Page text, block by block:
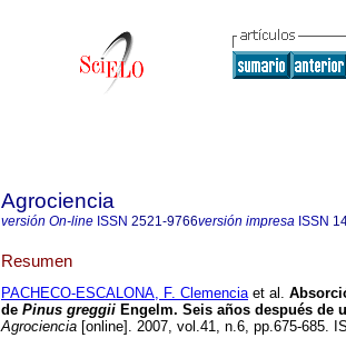
Agrociencia
versión On-line ISSN 2521-9766versión impresa ISSN
Resumen
PACHECO-ESCALONA, F. Clemenciaet al.
de Pinus greggii Engelm. Seis años después de
Agrociencia [online]. 2007, vol.41, n.6, pp.675-685.